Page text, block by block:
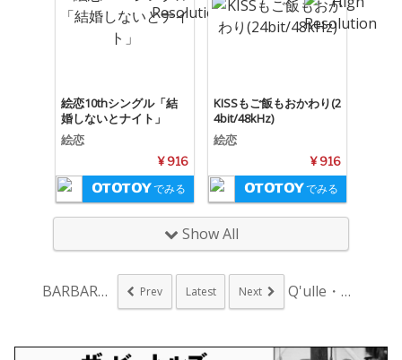
絵恋10thシングル「結
婚しないとナイト」
絵恋
¥ 916
でみる
KISSもご飯もおかわり(2
4bit/48kHz)
絵恋
¥ 916
でみる
Show All
BARBARS、5年... Prev Latest Next Q'ulle・ゆずき...